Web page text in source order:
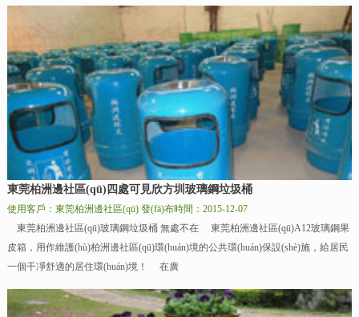
東莞柏洲邊社區(qū)四處可見欣方圳玻璃鋼垃圾桶
使用客戶：東莞柏洲邊社區(qū) 發(fā)布時間：2015-12-07
東莞柏洲邊社區(qū)玻璃鋼垃圾桶 無處不在 東莞柏洲邊社區(qū)A12玻璃鋼果
皮箱，用作維護(hù)柏洲邊社區(qū)環(huán)境的公共環(huán)保設(shè)施，給居民
一個干凈舒適的居住環(huán)境！ 在廣